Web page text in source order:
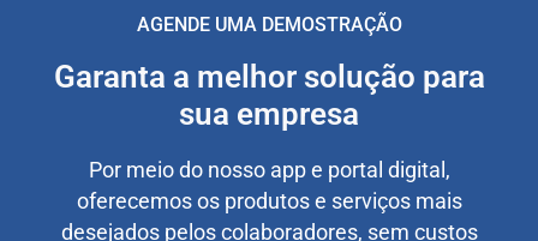
AGENDE UMA DEMOSTRAÇÃO
Garanta a melhor solução para
sua empresa
Por meio do nosso app e portal digital,
oferecemos os produtos e serviços mais
desejados pelos colaboradores, sem custos